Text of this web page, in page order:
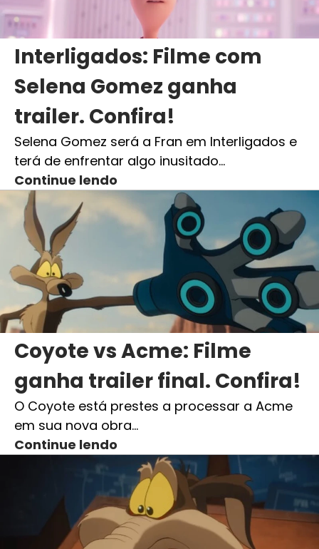
Interligados: Filme com
Selena Gomez ganha
trailer. Confira!
Selena Gomez será a Fran em Interligados e
terá de enfrentar algo inusitado…
Continue lendo
Coyote vs Acme: Filme
ganha trailer final. Confira!
O Coyote está prestes a processar a Acme
em sua nova obra…
Continue lendo